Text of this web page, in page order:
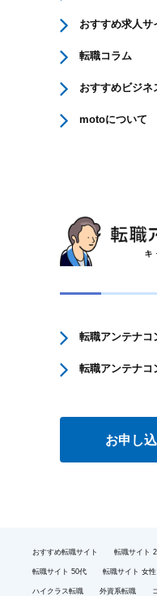
おすすめ求人サ
転職コラム
おすすめビジネ
motoについて
転職アンテナコ
転職アンテナコ
お申し
おすすめ転職サイト 転職サイト
転職サイト 50代 転職サイト 女性
ハイクラス転職 外資系転職